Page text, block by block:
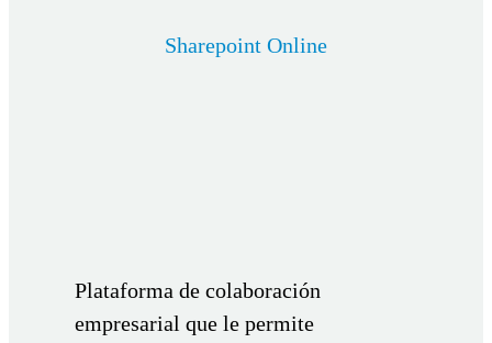
Sharepoint Online
Plataforma de colaboración
empresarial que le permite